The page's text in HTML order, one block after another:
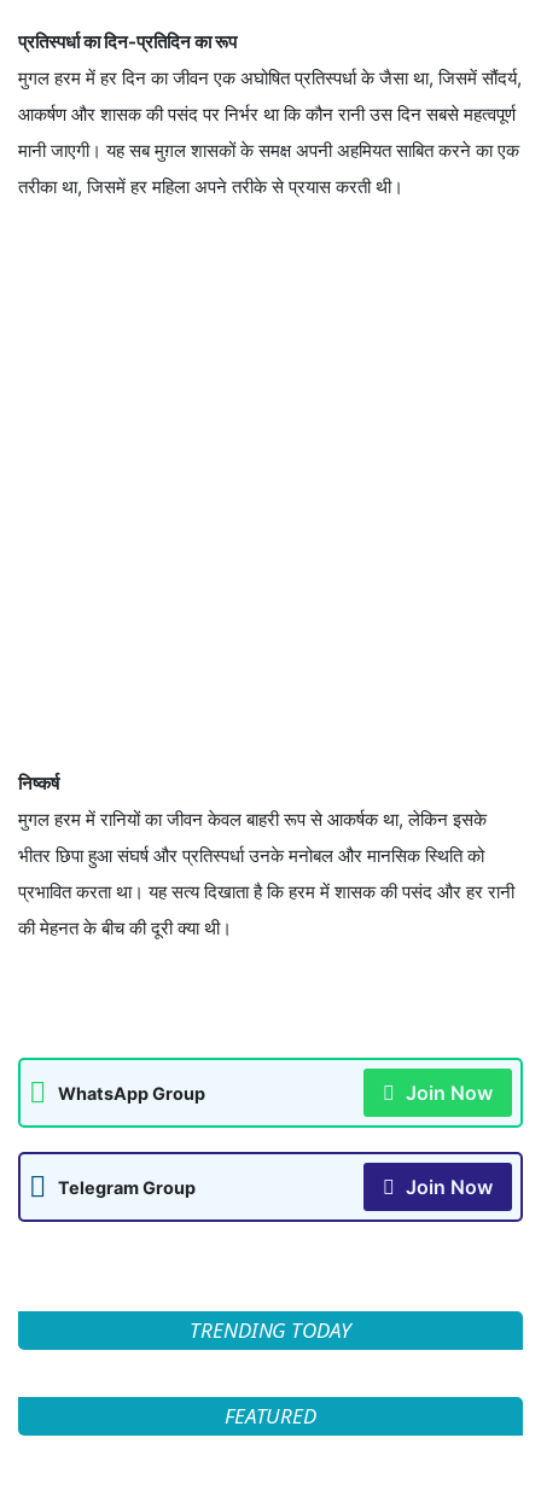
प्रतिस्पर्धा का दिन-प्रतिदिन का रूप
मुगल हरम में हर दिन का जीवन एक अघोषित प्रतिस्पर्धा के जैसा था, जिसमें सौंदर्य,
आकर्षण और शासक की पसंद पर निर्भर था कि कौन रानी उस दिन सबसे महत्वपूर्ण
मानी जाएगी। यह सब मुग़ल शासकों के समक्ष अपनी अहमियत साबित करने का एक
तरीका था, जिसमें हर महिला अपने तरीके से प्रयास करती थी।
निष्कर्ष
मुगल हरम में रानियों का जीवन केवल बाहरी रूप से आकर्षक था, लेकिन इसके
भीतर छिपा हुआ संघर्ष और प्रतिस्पर्धा उनके मनोबल और मानसिक स्थिति को
प्रभावित करता था। यह सत्य दिखाता है कि हरम में शासक की पसंद और हर रानी
की मेहनत के बीच की दूरी क्या थी।
WhatsApp Group Join Now
Telegram Group Join Now
TRENDING TODAY
FEATURED